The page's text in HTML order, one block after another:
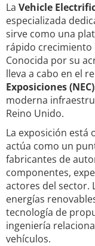
La Vehicle
especializada
sirve como una
rápido crecimiento
Conocida por su
lleva a cabo en el
Exposiciones
moderna
Reino Unido.
La exposición está
actúa como un
fabricantes de
componentes,
actores del sector.
energías
tecnología de
ingeniería
vehículos.